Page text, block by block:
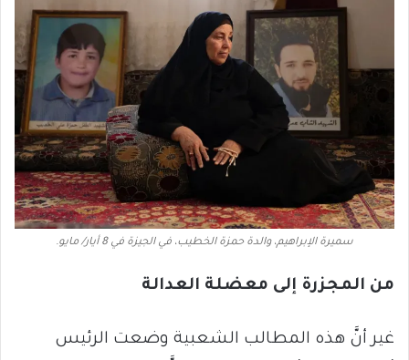
سميرة الإبراهيم، والدة حمزة الخطيب، في الجيزة في 8 أيار/ مايو.
من المجزرة إلى معضلة العدالة
غير أنَّ هذه المطالب الشعبية وضعت الرئيس